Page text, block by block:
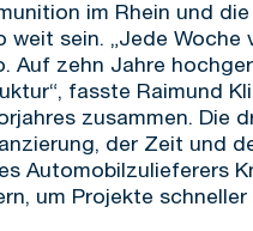
im Rhein und
sein. „Jede Woche
Auf zehn Jahre
fasste Raimund
zusammen. Die
der Zeit und
Automobilzulieferers
um Projekte